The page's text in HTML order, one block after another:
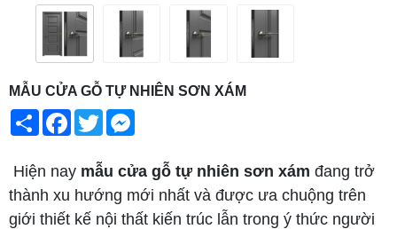
MẪU CỬA GỖ TỰ NHIÊN SƠN XÁM
Share Facebook
Twitter
Hiện nay mẫu cửa gỗ tự nhiên sơn xám đang trở
thành xu hướng mới nhất và được ưa chuộng trên
giới thiết kế nội thất kiến trúc lẫn trong ý thức người